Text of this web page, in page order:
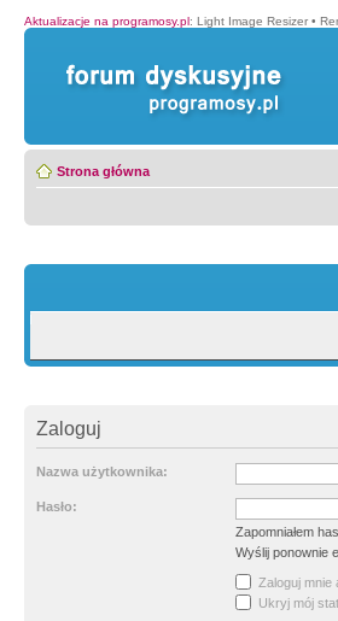
Aktualizacje na programosy.pl: Light Image Resizer •
Strona główna
Zaloguj
Nazwa użytkownika:
Hasło:
Zapomniałem
Wyślij ponownie
Zaloguj
Ukryj mój